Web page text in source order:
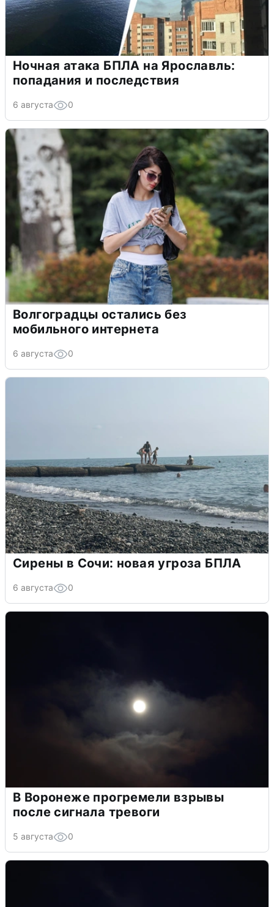
Ночная атака БПЛА на Ярославль:
попадания и последствия
6 августа 0
Волгоградцы остались без
мобильного интернета
6 августа 0
Сирены в Сочи: новая угроза БПЛА
6 августа 0
В Воронеже прогремели взрывы
после сигнала тревоги
5 августа 0